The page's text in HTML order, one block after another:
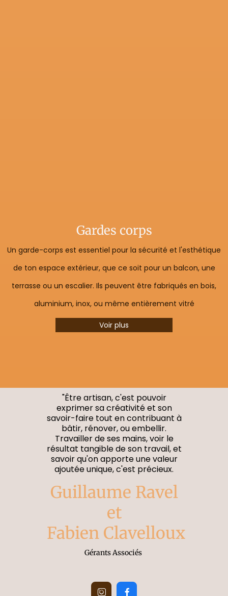
Gardes corps
Un garde-corps est essentiel pour la sécurité et l'esthétique
de ton espace extérieur, que ce soit pour un balcon, une
terrasse ou un escalier. Ils peuvent être fabriqués en bois,
aluminium, inox, ou même entièrement vitré
Voir plus
"Être artisan, c'est pouvoir
exprimer sa créativité et son
savoir-faire tout en contribuant à
bâtir, rénover, ou embellir.
Travailler de ses mains, voir le
résultat tangible de son travail, et
savoir qu'on apporte une valeur
ajoutée unique, c'est précieux.
Guillaume Ravel
et
Fabien Clavelloux
Gérants Associés
 